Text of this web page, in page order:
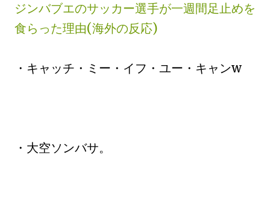
ジンバブエのサッカー選手が一週間足止めを
食らった理由(海外の反応)
・キャッチ・ミー・イフ・ユー・キャンw
・大空ソンバサ。